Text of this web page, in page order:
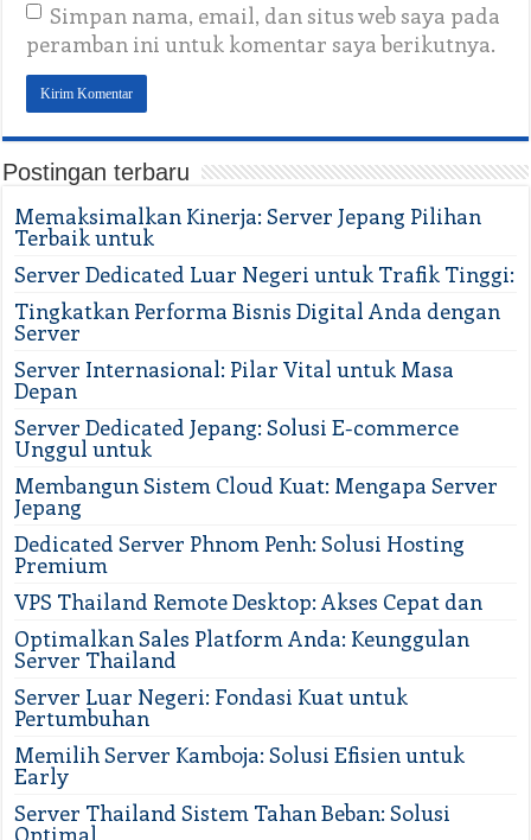
Simpan nama, email, dan situs web saya pada
peramban ini untuk komentar saya berikutnya.
Postingan terbaru
Memaksimalkan Kinerja: Server Jepang Pilihan
Terbaik untuk
Server Dedicated Luar Negeri untuk Trafik Tinggi:
Tingkatkan Performa Bisnis Digital Anda dengan
Server
Server Internasional: Pilar Vital untuk Masa
Depan
Server Dedicated Jepang: Solusi E-commerce
Unggul untuk
Membangun Sistem Cloud Kuat: Mengapa Server
Jepang
Dedicated Server Phnom Penh: Solusi Hosting
Premium
VPS Thailand Remote Desktop: Akses Cepat dan
Optimalkan Sales Platform Anda: Keunggulan
Server Thailand
Server Luar Negeri: Fondasi Kuat untuk
Pertumbuhan
Memilih Server Kamboja: Solusi Efisien untuk
Early
Server Thailand Sistem Tahan Beban: Solusi
Optimal